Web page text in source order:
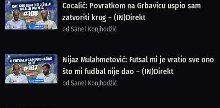
Cocalić: Povratkom na Grbavicu uspio sam
zatvoriti krug – (IN)Direkt
od Sanel Konjhodžić
Nijaz Mulahmetović: Futsal mi je vratio sve ono
što mi fudbal nije dao – (IN)Direkt
od Sanel Konjhodžić